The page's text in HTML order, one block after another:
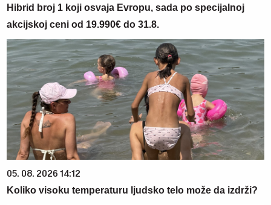
Hibrid broj 1 koji osvaja Evropu, sada po specijalnoj
akcijskoj ceni od 19.990€ do 31.8.
05. 08. 2026 14:12
Koliko visoku temperaturu ljudsko telo može da izdrži?